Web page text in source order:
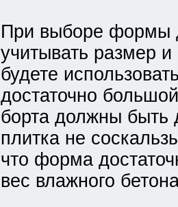
При выборе формы
учитывать размер
будете
достаточно
борта должны быть
плитка не
что форма
вес влажного